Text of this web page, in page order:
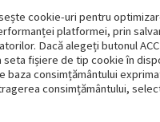
cookie-uri pentru
platformei, prin
Dacă alegeți butonul
seta fișiere de tip cookie în
baza consimțământului
consimțământului,